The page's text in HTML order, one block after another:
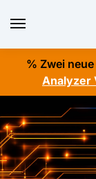
% Zwei
Analyzer